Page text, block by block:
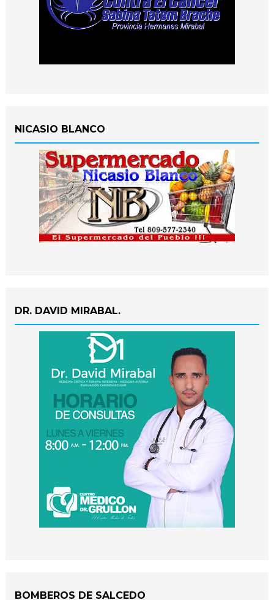
NICASIO BLANCO
DR. DAVID MIRABAL.
BOMBEROS DE SALCEDO